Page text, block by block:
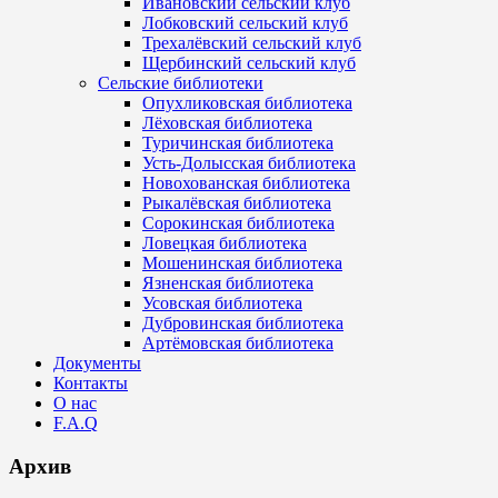
Лобковский сельский клуб
Трехалёвский сельский клуб
Щербинский сельский клуб
Сельские библиотеки
Опухликовская библиотека
Лёховская библиотека
Туричинская библиотека
Усть-Долысская библиотека
Новохованская библиотека
Рыкалёвская библиотека
Сорокинская библиотека
Ловецкая библиотека
Мошенинская библиотека
Язненская библиотека
Усовская библиотека
Дубровинская библиотека
Артёмовская библиотека
Документы
Контакты
О нас
F.A.Q
Архив